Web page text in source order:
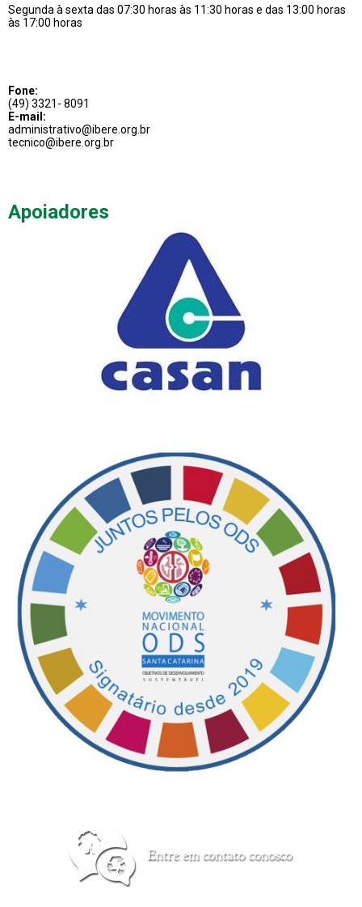
Segunda à sexta das 07:30 horas às 11:30 horas e das 13:00 horas
às 17:00 horas
Fone:
(49) 3321- 8091
E-mail:
administrativo@ibere.org.br
tecnico@ibere.org.br
Apoiadores